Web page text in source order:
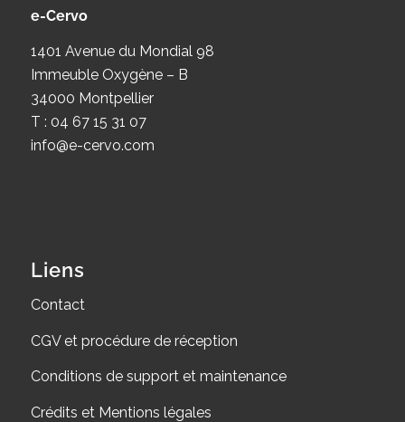
e-Cervo
1401 Avenue du Mondial 98
Immeuble Oxygène – B
34000 Montpellier
T : 04 67 15 31 07
info@e-cervo.com
Liens
Contact
CGV et procédure de réception
Conditions de support et maintenance
Crédits et Mentions légales